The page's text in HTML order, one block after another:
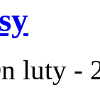
luty -